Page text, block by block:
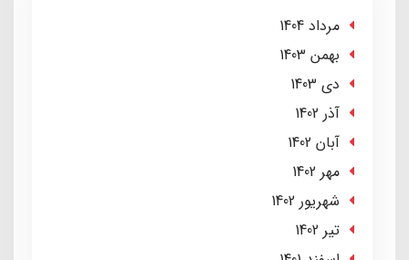
مرداد 1404
بهمن 1403
دی 1403
آذر 1402
آبان 1402
مهر 1402
شهریور 1402
تير 1402